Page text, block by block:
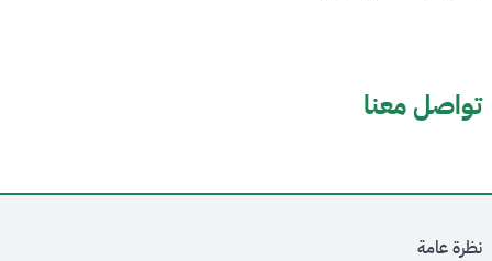
تواصل معنا
نظرة عامة